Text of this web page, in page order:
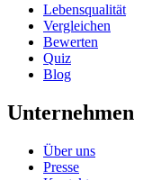
Lebensqualität
Vergleichen
Bewerten
Quiz
Blog
Unternehmen
Über uns
Presse